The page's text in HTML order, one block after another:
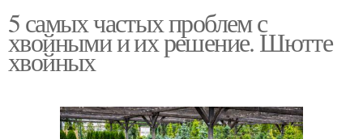
5 самых частых проблем с
хвойными и их решение. Шютте
хвойных